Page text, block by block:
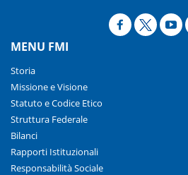
MENU FMI
Storia
Missione e Visione
Statuto e Codice Etico
Struttura Federale
Bilanci
Rapporti Istituzionali
Responsabilità Sociale